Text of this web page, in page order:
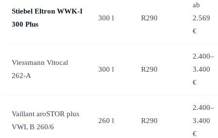
Stiebel Eltron WWK-I
300 Plus
300 l R290
ab
2.569
€
Viessmann Vitocal
262-A
300 l R290
2.400–
3.400
€
Vaillant aroSTOR plus
VWL B 260/6
260 l R290
2.400–
3.400
€